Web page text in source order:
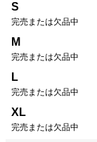
S
完売または欠品中
M
完売または欠品中
L
完売または欠品中
XL
完売または欠品中